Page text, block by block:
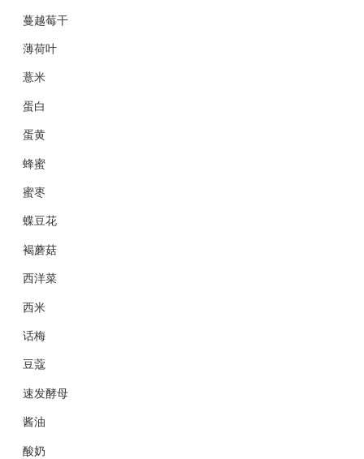
蔓越莓干
薄荷叶
薏米
蛋白
蛋黄
蜂蜜
蜜枣
蝶豆花
褐蘑菇
西洋菜
西米
话梅
豆蔻
速发酵母
酱油
酸奶